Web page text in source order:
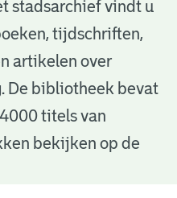
stadsarchief vindt u
tijdschriften,
artikelen over
De bibliotheek bevat
titels van
bekijken op de